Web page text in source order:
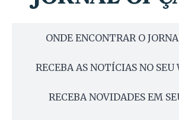
ONDE ENCONTRAR O
RECEBA AS NOTÍCIAS NO SEU
RECEBA NOVIDADES EM